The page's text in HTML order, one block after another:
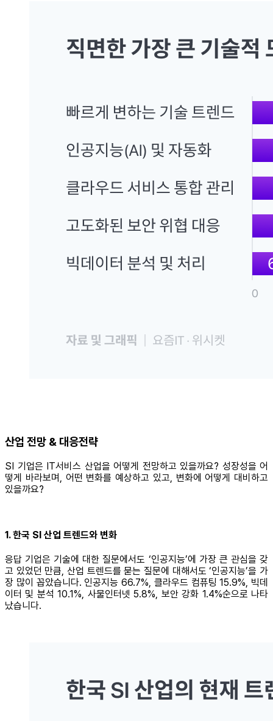
산업 전망 & 대응전략
SI 기업은 IT서비스 산업을 어떻게 전망하고 있을까요? 성장성을 어
떻게 바라보며, 어떤 변화를 예상하고 있고, 변화에 어떻게 대비하고
있을까요?
1. 한국 SI 산업 트렌드와 변화
응답 기업은 기술에 대한 질문에서도 ‘인공지능’에 가장 큰 관심을 갖
고 있었던 만큼, 산업 트렌드를 묻는 질문에 대해서도 ‘인공지능’을 가
장 많이 꼽았습니다. 인공지능 66.7%, 클라우드 컴퓨팅 15.9%, 빅데
이터 및 분석 10.1%, 사물인터넷 5.8%, 보안 강화 1.4%순으로 나타
났습니다.